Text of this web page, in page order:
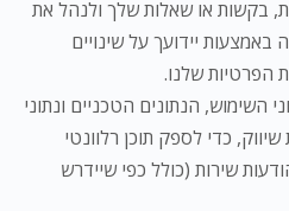
בקשות או שאלות שלך ולנהל את
יידועך על שינויים
הפרטיות שלנו.
השימוש, הנתונים הטכניים ונתוני
כדי לספק תוכן רלוונטי
שירות (כולל כפי שיידרש